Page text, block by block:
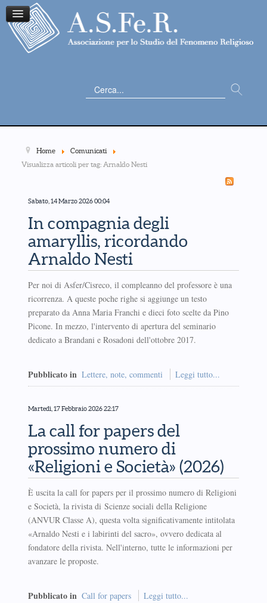
Cerca...
Home
Comunicati
Visualizza articoli per tag: Arnaldo Nesti
Sabato, 14 Marzo 2026 00:04
In compagnia degli
amaryllis, ricordando
Arnaldo Nesti
Per noi di Asfer/Cisreco, il compleanno del professore è una
ricorrenza. A queste poche righe si aggiunge un testo
preparato da Anna Maria Franchi e dieci foto scelte da Pino
Picone. In mezzo, l'intervento di apertura del seminario
dedicato a Brandani e Rosadoni dell'ottobre 2017.
Pubblicato in Lettere, note, commenti Leggi tutto...
Martedì, 17 Febbraio 2026 22:17
La call for papers del
prossimo numero di
«Religioni e Società» (2026)
È uscita la call for papers per il prossimo numero di Religioni
e Società, la rivista di Scienze sociali della Religione
(ANVUR Classe A), questa volta significativamente intitolata
«Arnaldo Nesti e i labirinti del sacro», ovvero dedicata al
fondatore della rivista. Nell'interno, tutte le informazioni per
avanzare le proposte.
Pubblicato in Call for papers Leggi tutto...